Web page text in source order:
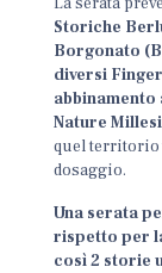
Storiche
Borgonato
diversi
abbinamento
Nature
quel territorio
dosaggio.
Una serata
rispetto per
così 2 storie